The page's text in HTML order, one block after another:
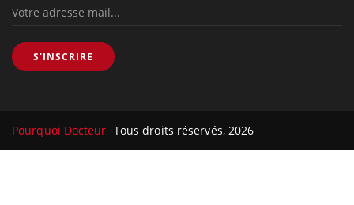
S'INSCRIRE
Pourquoi Docteur Tous droits réservés, 2026